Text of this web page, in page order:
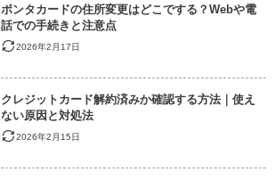
ポンタカードの住所変更はどこでする？Webや電
話での手続きと注意点
2026年2月17日
クレジットカード解約済みか確認する方法｜使え
ない原因と対処法
2026年2月15日